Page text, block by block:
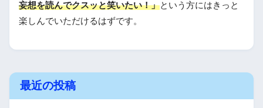
妄想を読んでクスッと笑いたい！」という方にはきっと
楽しんでいただけるはずです。
最近の投稿